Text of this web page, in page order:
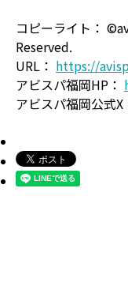
コピーライト：
Reserved.
URL： https://
アビスパ福岡HP：
アビスパ福岡公式X